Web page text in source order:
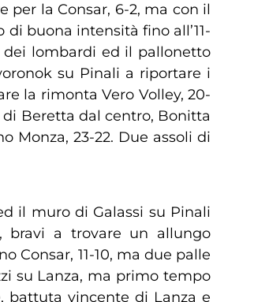
per la Consar, 6-2, ma con il
buona intensità fino all’11-
dei lombardi ed il pallonetto
su Pinali a riportare i
la rimonta Vero Volley, 20-
Beretta dal centro, Bonitta
Monza, 23-22. Due assoli di
il muro di Galassi su Pinali
bravi a trovare un allungo
Consar, 11-10, ma due palle
su Lanza, ma primo tempo
battuta vincente di Lanza e